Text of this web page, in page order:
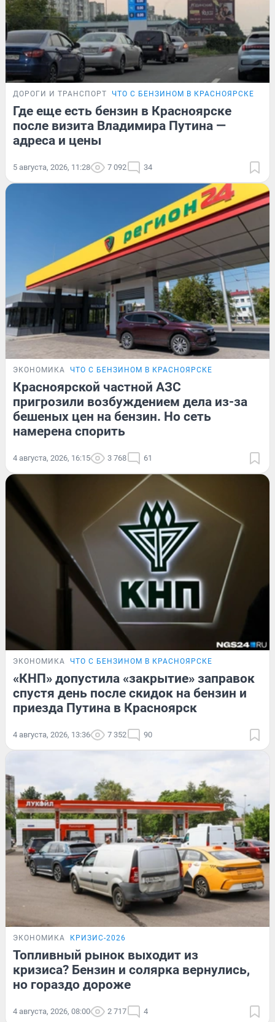
ДОРОГИ И ТРАНСПОРТ ЧТО С БЕНЗИНОМ В КРАСНОЯРСКЕ
Где еще есть бензин в Красноярске
после визита Владимира Путина —
адреса и цены
5 августа, 2026, 11:28 7 092 34
ЭКОНОМИКА ЧТО С БЕНЗИНОМ В КРАСНОЯРСКЕ
Красноярской частной АЗС
пригрозили возбуждением дела из-за
бешеных цен на бензин. Но сеть
намерена спорить
4 августа, 2026, 16:15 3 768 61
ЭКОНОМИКА ЧТО С БЕНЗИНОМ В КРАСНОЯРСКЕ
«КНП» допустила «закрытие» заправок
спустя день после скидок на бензин и
приезда Путина в Красноярск
4 августа, 2026, 13:36 7 352 90
ЭКОНОМИКА КРИЗИС-2026
Топливный рынок выходит из
кризиса? Бензин и солярка вернулись,
но гораздо дороже
4 августа, 2026, 08:00 2 717 4